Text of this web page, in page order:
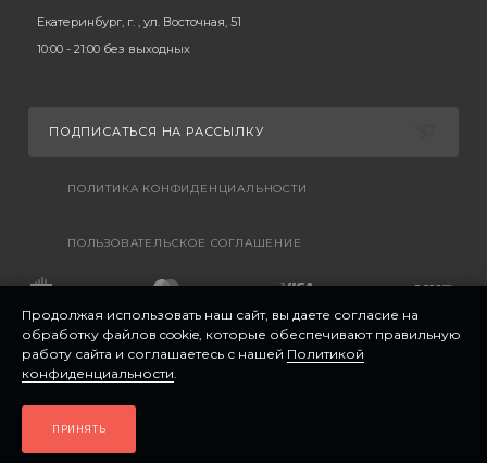
Екатеринбург, г. , ул. Восточная, 51
10:00 - 21:00 без выходных
ПОДПИСАТЬСЯ НА РАССЫЛКУ
ПОЛИТИКА КОНФИДЕНЦИАЛЬНОСТИ
ПОЛЬЗОВАТЕЛЬСКОЕ СОГЛАШЕНИЕ
Продолжая использовать наш сайт, вы даете согласие на
обработку файлов cookie, которые обеспечивают правильную
работу сайта и соглашаетесь с нашей Политикой
конфиденциальности.
ПРИНЯТЬ